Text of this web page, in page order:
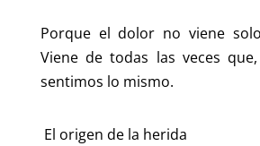
Porque el dolor no viene
Viene de todas las veces
sentimos lo mismo.
El origen de la herida